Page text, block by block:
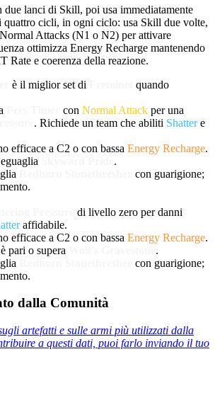
due lanci di Skill, poi usa immediatamente
quattro cicli, in ogni ciclo: usa Skill due volte,
Normal Attacks (N1 o N2) per attivare
ottimizza Energy Recharge mantenendo
Rate e coerenza della reazione.
è il miglior set di
quando
con Normal Attack per una
. Richiede un team che abiliti Shattere
efficace a C2 o con bassa Energy Recharge.
.
con guarigione;
di livello zero per danni
affidabile.
efficace a C2 o con bassa Energy Recharge.
pari o supera
.
con guarigione;
dalla Comunità
artefatti e sulle armi più utilizzati dalla
a questi dati, puoi farlo inviando il tuo